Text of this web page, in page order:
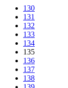
130
131
132
133
134
135
136
137
138